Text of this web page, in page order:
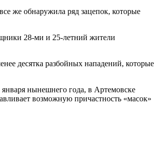
же обнаружила ряд зацепок, которые
28-ми и 25-летний жители
десятка разбойных нападений, которые
нынешнего года, в Артемовске
возможную причастность «масок»